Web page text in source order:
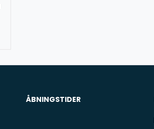
ÅBNINGSTIDER